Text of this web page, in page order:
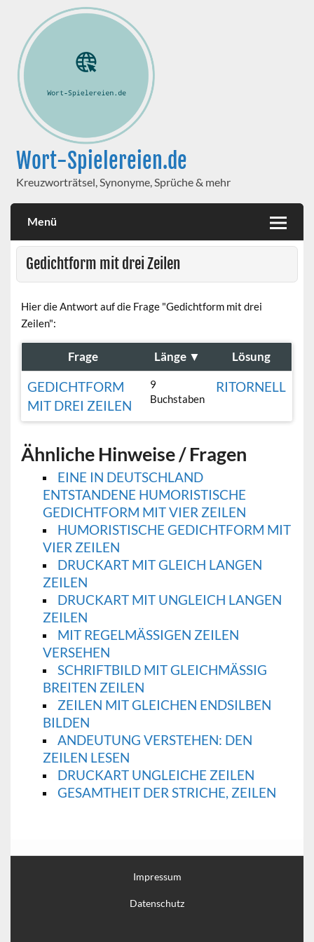
Wort-Spielereien.de
Kreuzworträtsel, Synonyme, Sprüche & mehr
Menü
Gedichtform mit drei Zeilen
Hier die Antwort auf die Frage "Gedichtform mit drei
Zeilen":
Frage Länge ▼ Lösung
GEDICHTFORM
MIT DREI ZEILEN
9
Buchstaben
RITORNELL
Ähnliche Hinweise / Fragen
EINE IN DEUTSCHLAND
ENTSTANDENE HUMORISTISCHE
GEDICHTFORM MIT VIER ZEILEN
HUMORISTISCHE GEDICHTFORM MIT
VIER ZEILEN
DRUCKART MIT GLEICH LANGEN
ZEILEN
DRUCKART MIT UNGLEICH LANGEN
ZEILEN
MIT REGELMÄSSIGEN ZEILEN V
ERSEHEN
SCHRIFTBILD MIT GLEICHMÄSSIG B
REITEN ZEILEN
ZEILEN MIT GLEICHEN ENDSILBEN
BILDEN
ANDEUTUNG VERSTEHEN: DEN
ZEILEN LESEN
DRUCKART UNGLEICHE ZEILEN
GESAMTHEIT DER STRICHE, ZEILEN
Impressum
Datenschutz